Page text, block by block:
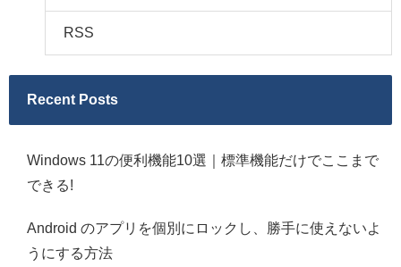
RSS
Recent Posts
Windows 11の便利機能10選｜標準機能だけでここまで
できる!
Android のアプリを個別にロックし、勝手に使えないよ
うにする方法